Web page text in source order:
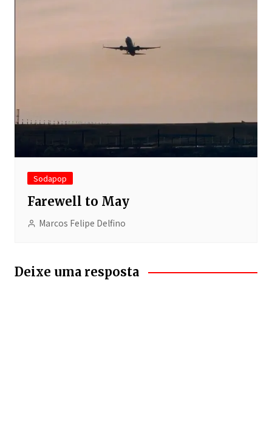
Sodapop
Farewell to May
Marcos Felipe Delfino
Deixe uma resposta